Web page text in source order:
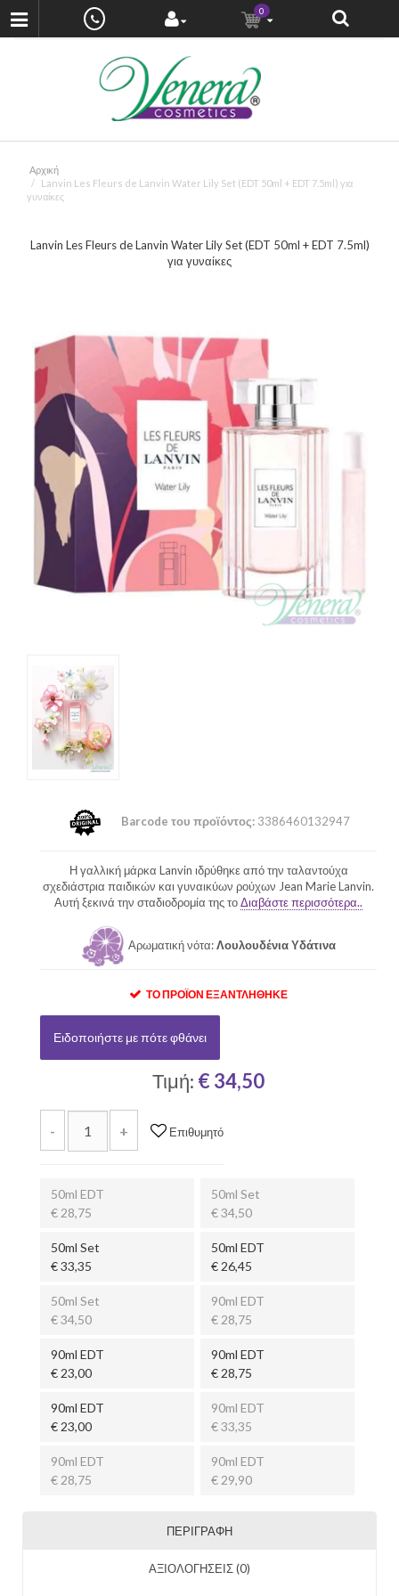
0
Αρχική
Lanvin Les Fleurs de Lanvin Water Lily Set (EDT 50ml + EDT 7.5ml) για
γυναίκες
Lanvin Les Fleurs de Lanvin Water Lily Set (EDT 50ml + EDT 7.5ml)
για γυναίκες
Barcode του προϊόντος:3386460132947
Η γαλλική μάρκα Lanvin ιδρύθηκε από την ταλαντούχα
σχεδιάστρια παιδικών και γυναικύων ρούχων Jean Marie Lanvin.
Αυτή ξεκινά την σταδιοδρομία της τοΔιαβάστε περισσότερα..
Αρωματική νότα:Λουλουδένια Υδάτινα
ΤΟ ΠΡΟΪΌΝ ΕΞΑΝΤΛΉΘΗΚΕ
Ειδοποιήστε με πότε φθάνει
Τιμή: € 34,50
- + Επιθυμητό
50ml EDT
€ 28,75
50ml Set
€ 34,50
50ml Set
€ 33,35
50ml EDT
€ 26,45
50ml Set
€ 34,50
90ml EDT
€ 28,75
90ml EDT
€ 23,00
90ml EDT
€ 28,75
90ml EDT
€ 23,00
90ml EDT
€ 33,35
90ml EDT
€ 28,75
90ml EDT
€ 29,90
ΠΕΡΙΓΡΑΦΉ
ΑΞΙΟΛΟΓΉΣΕΙΣ (0)